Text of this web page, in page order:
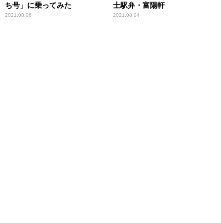
ち号」に乗ってみた
2021.08.06
士駅弁・富陽軒
2021.08.04